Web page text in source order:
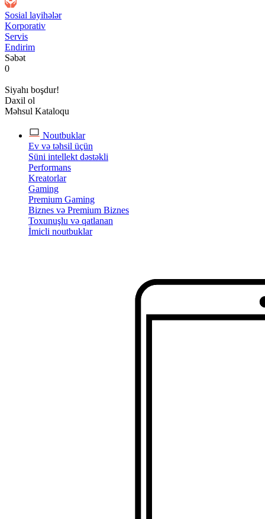
Sosial layihələr
Korporativ
Servis
Endirim
Səbət
0
Siyahı boşdur!
Daxil ol
Məhsul Kataloqu
Noutbuklar
Ev və təhsil üçün
Süni intellekt dəstəkli
Performans
Kreatorlar
Gaming
Premium Gaming
Biznes və Premium Biznes
Toxunuşlu və qatlanan
İmicli noutbuklar